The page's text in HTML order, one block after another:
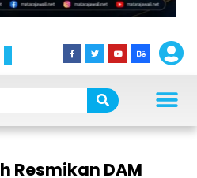
Resmikan DAM